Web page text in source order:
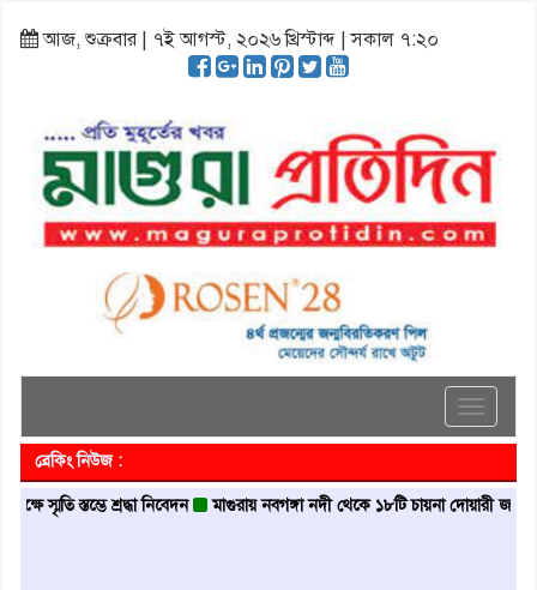
আজ, শুক্রবার | ৭ই আগস্ট, ২০২৬ খ্রিস্টাব্দ | সকাল ৭:২০
Toggle
ব্রেকিং নিউজ :
শ্রদ্ধা নিবেদন মাগুরায় নবগঙ্গা নদী থেকে ১৮টি চায়না দোয়ারী জাল জব্দ